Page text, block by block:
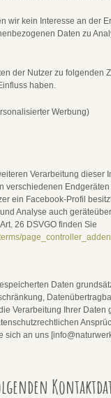
wir kein Interesse an der
Daten zu
der Nutzer zu folgenden
haben.
Werbung)
Verarbeitung dieser
verschiedenen
ein Facebook-Profil
Analyse auch
26 DSVGO finden Sie
Daten
Verarbeitung Ihrer Daten
an uns